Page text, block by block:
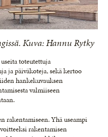
Kuva: Hannu Rytky
toteutettuja
ja päiväkoteja, sekä kertoo
hankekuvauksen
valmiiseen
rakentamiseen. Yhä useampi
rakentamisen